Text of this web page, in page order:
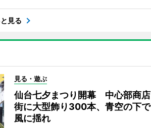
見る
見る・遊ぶ
仙台七夕まつり開幕 中心部商店
街に大型飾り300本、青空の下で
風に揺れ